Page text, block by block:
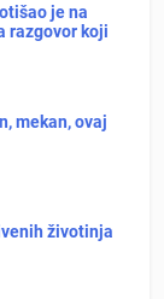
je na
razgovor koji
mekan, ovaj
životinja